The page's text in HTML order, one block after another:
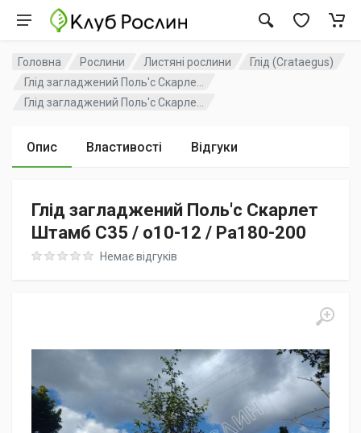
Головна Рослини Листяні рослини
Глід (Crataegus)
Глід загладжений Поль'с Скарле...
Глід загладжений Поль'с Скарле...
Опис Властивості Відгуки
Глід загладжений Поль'с Скарлет
Штамб C35 / o10-12 / Pa180-200
Rating: 0 out of 5Немає відгуків